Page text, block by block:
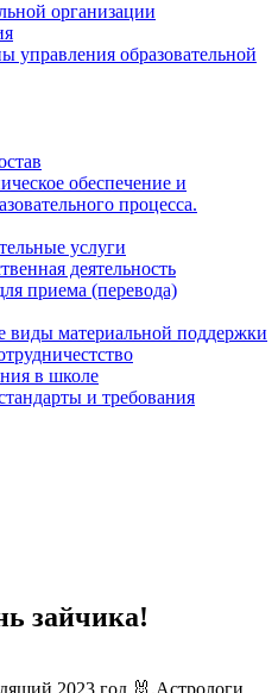
организации
управления образовательной
обеспечение и
процесса.
услуги
деятельность
приема (перевода)
материальной поддержки
в школе
и требования
зайчика!